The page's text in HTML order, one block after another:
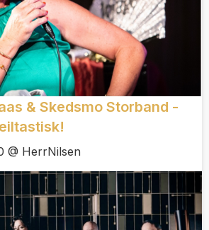
& Skedsmo Storband -
@ HerrNilsen